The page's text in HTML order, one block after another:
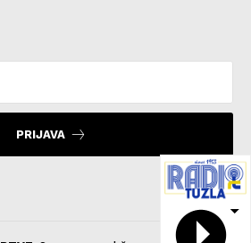
PRIJAVA